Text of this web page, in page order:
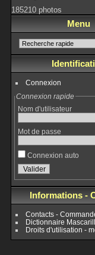
185210 photos
Menu
Connexion
Connexion rapide
Nom d'utilisateur
Mot de passe
Connexion auto
Informations -
Contacts -
Dictionnaire
Droits d'utilisation -